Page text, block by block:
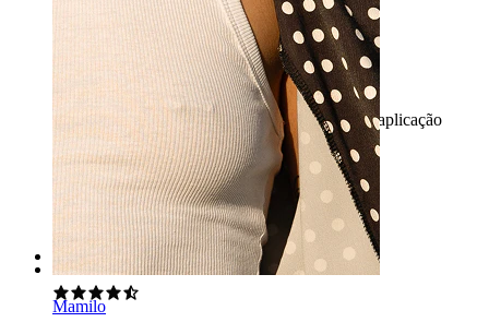
Mamilo
Bonito brinco, a cor dourada ainda se mantém, aplicação
simples.
Natálie Compra verificada
Traduzido com IA Mostrar original
Rating